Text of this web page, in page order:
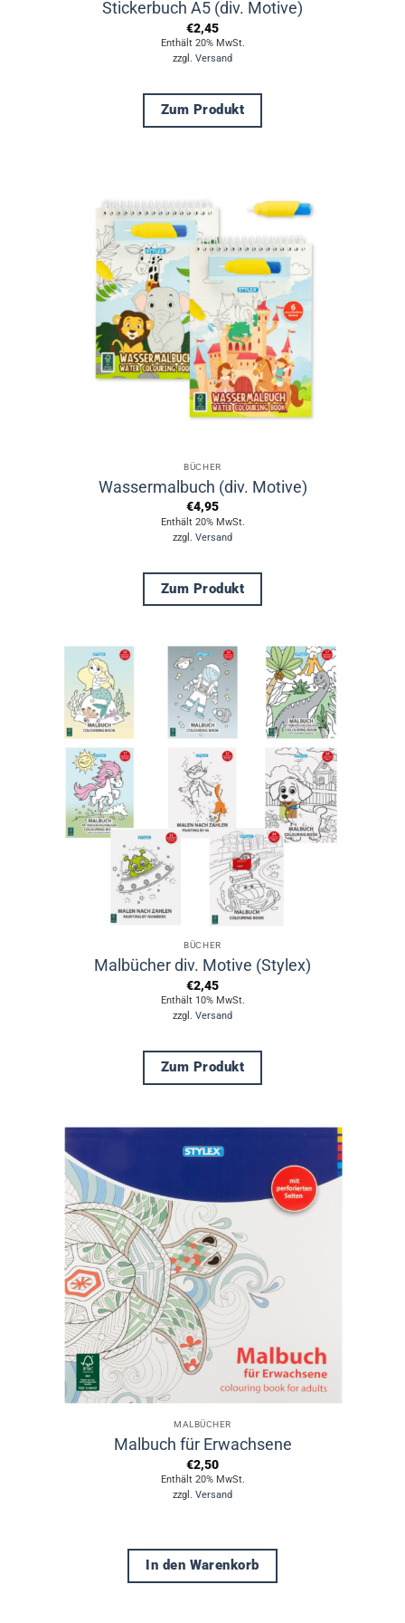
Stickerbuch A5 (div. Motive)
€2,45
Enthält 20% MwSt.
zzgl. Versand
Zum Produkt
Varianten
auf.
Die
Optionen
können
auf
der
Produktseite
gewählt
werden
BÜCHER
Wassermalbuch (div. Motive)
€4,95
Enthält 20% MwSt.
zzgl. Versand
Zum Produkt
weist
mehrere
Varianten
auf.
Die
Optionen
können
auf
der
Produktseite
gewählt
werden
BÜCHER
Malbücher div. Motive (Stylex)
€2,45
Enthält 10% MwSt.
zzgl. Versand
Zum Produkt
weist
mehrere
Die
Optionen
können
auf
der
Produktseite
gewählt
werden
MALBÜCHER
Malbuch für Erwachsene
€2,50
Enthält 20% MwSt.
zzgl. Versand
In den Warenkorb